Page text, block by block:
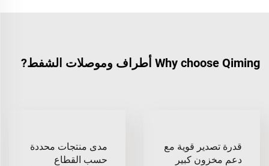
Why choose Qiming أطراف وموصلات الشفط?
قدرة تصدير قوية مع
دعم مخزون كبير
مدى منتجات محددة
حسب القطاع